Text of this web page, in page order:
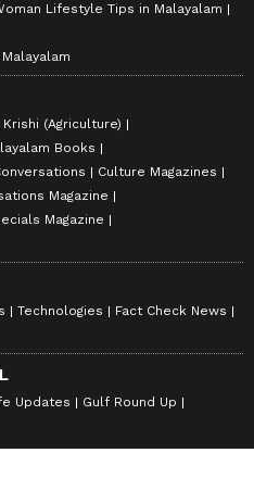
Lifestyle Tips in Malayalam
Krishi (Agriculture)
Books
Culture Magazines
Magazine
Magazine
Technologies
Fact Check News
Updates
Gulf Round Up